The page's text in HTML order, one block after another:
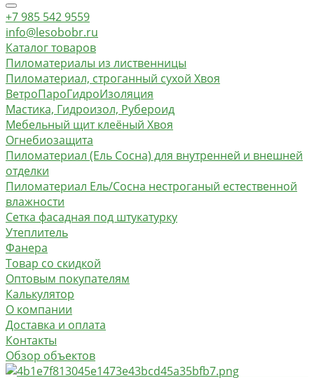
+7 985 542 9559
info@lesobobr.ru
Каталог товаров
Пиломатериалы из лиственницы
Пиломатериал, строганный сухой Хвоя
ВетроПароГидроИзоляция
Мастика, Гидроизол, Рубероид
Мебельный щит клеёный Хвоя
Огнебиозащита
Пиломатериал (Ель Сосна) для внутренней и внешней
отделки
Пиломатериал Ель/Сосна нестроганый естественной
влажности
Сетка фасадная под штукатурку
Утеплитель
Фанера
Товар со скидкой
Оптовым покупателям
Калькулятор
О компании
Доставка и оплата
Контакты
Обзор объектов